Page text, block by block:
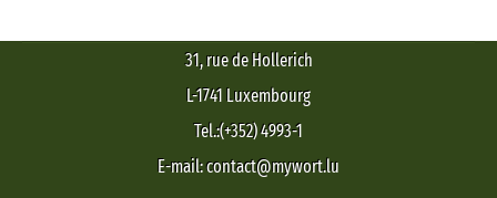
31, rue de Hollerich
L-1741 Luxembourg
Tel.:(+352) 4993-1
E-mail: contact@mywort.lu